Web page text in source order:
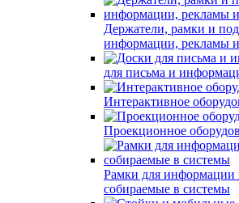
Держатели, рамки и
информации, рекламы
для письма и
Интерактивное
Проекционное
Рамки для информации
собираемые в системы